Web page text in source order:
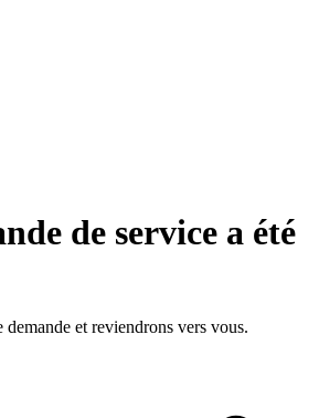
de service a été
et reviendrons vers vous.